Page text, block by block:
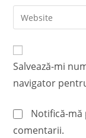
comment
email
address
Enter
your
URL
(optional)
Salvează-mi
navigator
Notifică-
comentarii.